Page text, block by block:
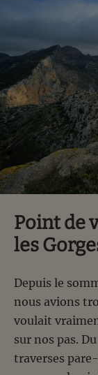
Point de
les
Depuis le
nous avions
voulait
sur nos pas.
traverses